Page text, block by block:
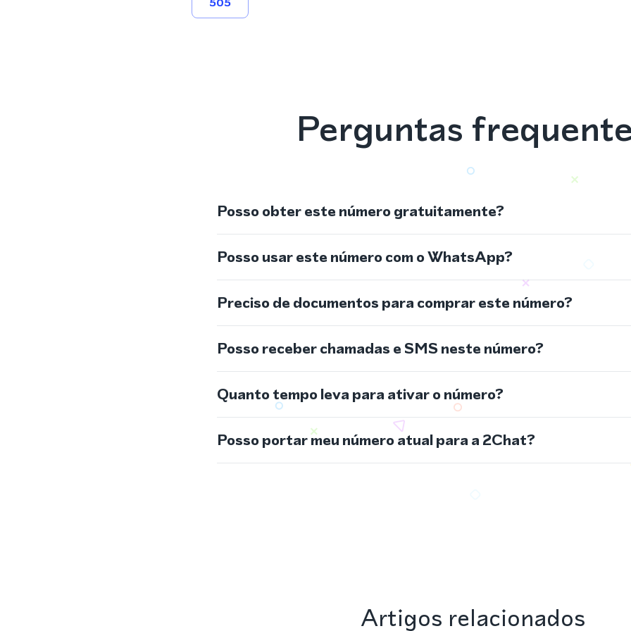
Perguntas
Posso obter este número gratuitamente?
Posso usar este número com o WhatsApp?
Preciso de documentos para comprar este número?
Posso receber chamadas e SMS neste número?
Quanto tempo leva para ativar o número?
Posso portar meu número atual para a 2Chat?
Artigos relacionados